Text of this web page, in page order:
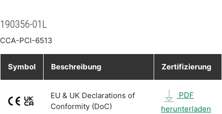
190356-01L
CCA-PCI-6513
Symbol Beschreibung Zertifizierung
EU & UK Declarations of
Conformity (DoC)
PDF
herunterladen